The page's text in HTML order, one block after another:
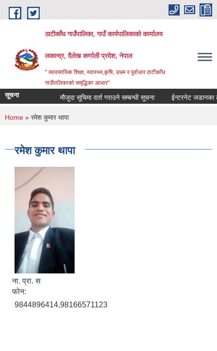
Skip to main content
ठाटीकाँध गाउँपालिका, गाउँ कार्यपालिकाको कार्यालय
लकान्द्र, दैलेख कर्णाली प्रदेश, नेपाल
" व्यावसायिक शिक्षा, स्वास्थ्य,कृषि, उधम र पूर्वाधार ठाटीकाँध
गाउँपालिकाको समृद्धिका आधार"
सूचना मौजुदा सूचिमा दर्ता गराउने सम्बन्धी सूचना ईन्टरनेट जडानका
You are here
Home » रमेश कुमार थापा
रमेश कुमार थापा
ना. प्रा. स
फोन:
9844896414,98166571123